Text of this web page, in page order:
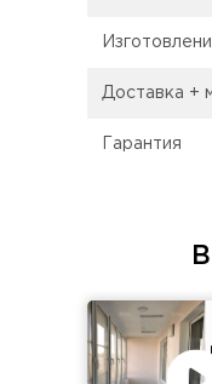
Доставка +
Гарантия